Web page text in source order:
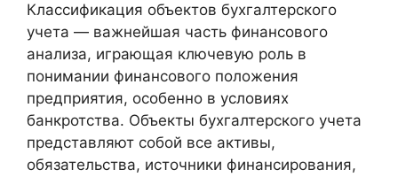
Классификация объектов бухгалтерского
учета — важнейшая часть финансового
анализа, играющая ключевую роль в
понимании финансового положения
предприятия, особенно в условиях
банкротства. Объекты бухгалтерского учета
представляют собой все активы,
обязательства, источники финансирования,